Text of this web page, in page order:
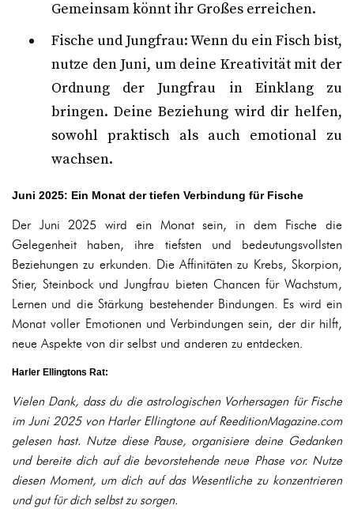
Gemeinsam könnt ihr Großes erreichen.
Fische und Jungfrau: Wenn du ein Fisch bist,
nutze den Juni, um deine Kreativität mit der
Ordnung der Jungfrau in Einklang zu
bringen. Deine Beziehung wird dir helfen,
sowohl praktisch als auch emotional zu
wachsen.
Juni 2025: Ein Monat der tiefen Verbindung für Fische
Der Juni 2025 wird ein Monat sein, in dem Fische die
Gelegenheit haben, ihre tiefsten und bedeutungsvollsten
Beziehungen zu erkunden. Die Affinitäten zu Krebs, Skorpion,
Stier, Steinbock und Jungfrau bieten Chancen für Wachstum,
Lernen und die Stärkung bestehender Bindungen. Es wird ein
Monat voller Emotionen und Verbindungen sein, der dir hilft,
neue Aspekte von dir selbst und anderen zu entdecken.
Harler Ellingtons Rat:
Vielen Dank, dass du die astrologischen Vorhersagen für Fische
im Juni 2025 von Harler Ellingtone auf ReeditionMagazine.com
gelesen hast. Nutze diese Pause, organisiere deine Gedanken
und bereite dich auf die bevorstehende neue Phase vor. Nutze
diesen Moment, um dich auf das Wesentliche zu konzentrieren
und gut für dich selbst zu sorgen.